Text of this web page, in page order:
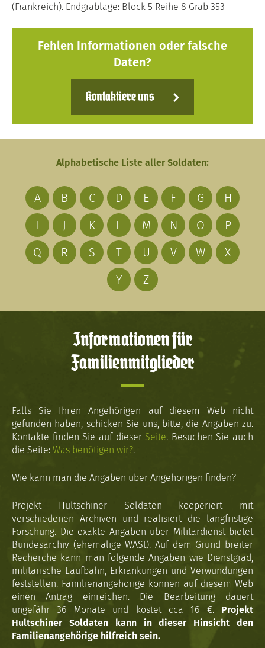
(Frankreich). Endgrablage: Block 5 Reihe 8 Grab 353
Fehlen Informationen oder falsche
Daten?
Kontaktiere uns
Alphabetische Liste aller Soldaten:
A B C D E F G
H
I
J K L M N O
P
Q
R S T U V W
X
Y
Z
Informationen für
Familienmitglieder
Falls Sie Ihren Angehörigen auf diesem Web nicht
gefunden haben, schicken Sie uns, bitte, die Angaben zu.
Kontakte finden Sie auf dieser Seite. Besuchen Sie auch
die Seite: Was benötigen wir?.
Wie kann man die Angaben über Angehörigen finden?
Projekt Hultschiner Soldaten kooperiert mit
verschiedenen Archiven und realisiert die langfristige
Forschung. Die exakte Angaben über Militärdienst bietet
Bundesarchiv (ehemalige WASt). Auf dem Grund breiter
Recherche kann man folgende Angaben wie Dienstgrad,
militärische Laufbahn, Erkrankungen und Verwundungen
feststellen. Familienangehörige können auf diesem Web
einen Antrag einreichen. Die Bearbeitung dauert
ungefähr 36 Monate und kostet cca 16 €. Projekt
Hultschiner Soldaten kann in dieser Hinsicht den
Familienangehörige hilfreich sein.